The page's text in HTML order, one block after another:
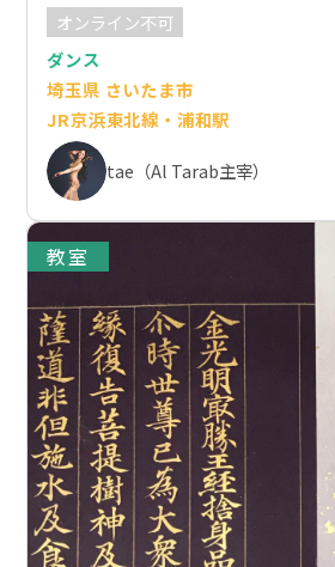
オンライン不可
ダンス
埼玉県 さいたま市
JR京浜東北線・浦和駅
tae（Al Tarab主宰）
教室